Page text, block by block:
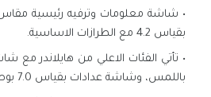
بقياس 4.2 مع الطرازات الاساسية.
باللمس، وشاشة عدادات بقياس 7.0 بوصة.